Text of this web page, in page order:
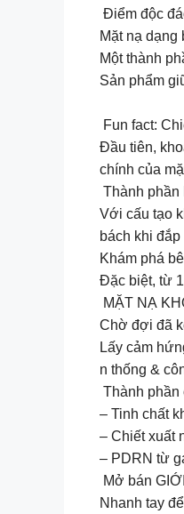
Điểm độc
Mặt nạ
Một thành
Sản phẩm
Fun fact:
Đầu tiên,
chính của
Thành phần
Với cấu tạo
bách khi đắp
Khám phá
Đặc biệt, từ
MẶT NẠ
Chờ đợi đã
Lấy cảm
n thống &
Thành phần
– Tinh chất
– Chiết xuất
– PDRN từ
Mở bán
Nhanh tay